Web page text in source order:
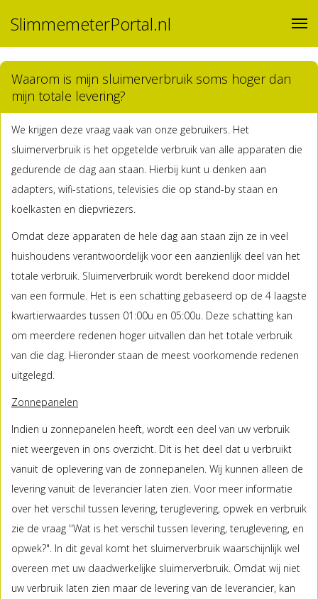
SlimmemeterPortal.nl
Waarom is mijn sluimerverbruik soms hoger dan
mijn totale levering?
We krijgen deze vraag vaak van onze gebruikers. Het
sluimerverbruik is het opgetelde verbruik van alle apparaten die
gedurende de dag aan staan. Hierbij kunt u denken aan
adapters, wifi-stations, televisies die op stand-by staan en
koelkasten en diepvriezers.
Omdat deze apparaten de hele dag aan staan zijn ze in veel
huishoudens verantwoordelijk voor een aanzienlijk deel van het
totale verbruik. Sluimerverbruik wordt berekend door middel
van een formule. Het is een schatting gebaseerd op de 4 laagste
kwartierwaardes tussen 01:00u en 05:00u. Deze schatting kan
om meerdere redenen hoger uitvallen dan het totale verbruik
van die dag. Hieronder staan de meest voorkomende redenen
uitgelegd.
Zonnepanelen
Indien u zonnepanelen heeft, wordt een deel van uw verbruik
niet weergeven in ons overzicht. Dit is het deel dat u verbruikt
vanuit de oplevering van de zonnepanelen. Wij kunnen alleen de
levering vanuit de leverancier laten zien. Voor meer informatie
over het verschil tussen levering, teruglevering, opwek en verbruik
zie de vraag ''Wat is het verschil tussen levering, teruglevering, en
opwek?". In dit geval komt het sluimerverbruik waarschijnlijk wel
overeen met uw daadwerkelijke sluimerverbruik. Omdat wij niet
uw verbruik laten zien maar de levering van de leverancier, kan